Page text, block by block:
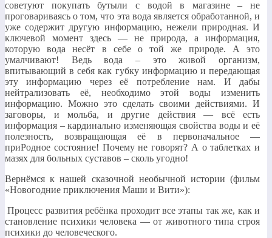
советуют покупать бутыли с водой в магазине – не
проговариваясь о том, что эта вода является обработанной, и
уже содержит другую информацию, нежели природная. И
ключевой момент здесь — не природа, а информация,
которую вода несёт в себе о той же природе. А это
умалчивают! Ведь вода – это живой организм,
впитывающий в себя как губку информацию и передающая
эту информацию через её потребление нам. И дабы
нейтрализовать её, необходимо этой воды изменить
информацию. Можно это сделать своими действиями. И
заговоры, и мольба, и другие действия — всё есть
информация – кардинально изменяющая свойства воды и её
полезность, возвращающая её в первоначальное —
приРодное состояние! Почему не говорят? А о таблетках и
мазях для больных суставов – сколь угодно!
Вернёмся к нашей сказочной необычной истории (фильм
«Новогодние приключения Маши и Вити»):
Процесс развития ребёнка проходит все этапы так же, как и
становление психики человека — от животного типа строя
психики до человеческого.